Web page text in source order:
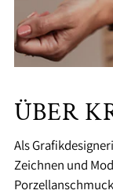
ÜBER
Als
Zeichnen und